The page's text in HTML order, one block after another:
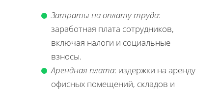
Затраты на оплату труда:
заработная плата сотрудников,
включая налоги и социальные
взносы.
Арендная плата: издержки на аренду
офисных помещений, складов и